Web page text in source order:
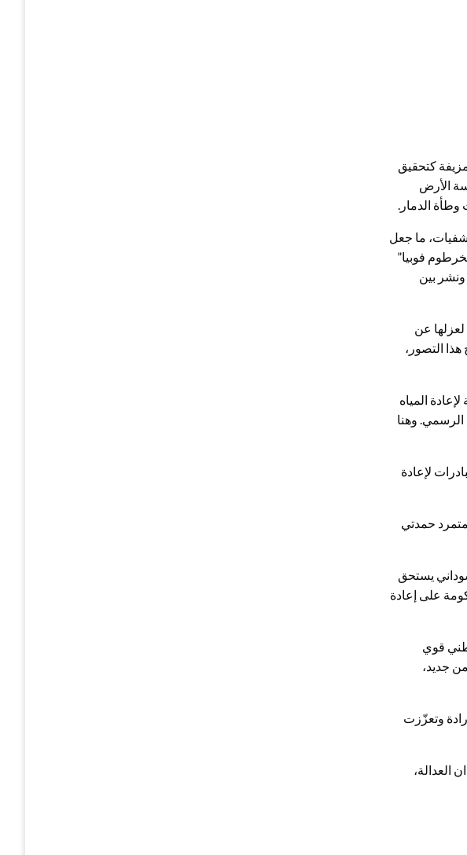
مزيفة كتحقيق
الأرض
وطأة الدمار.
ما جعل
فوبيا”
بين
عن
التصور،
المياه
وهنا
لإعادة
حمدتي
يستحق
على إعادة
قوي
جديد،
وتعزّزت
العدالة،